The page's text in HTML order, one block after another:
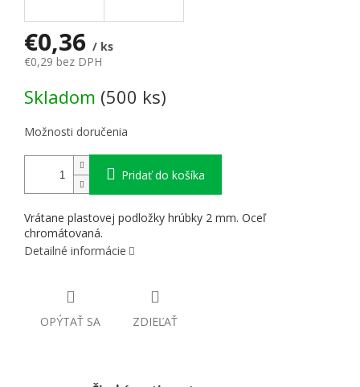
€0,36 / ks
€0,29 bez DPH
Skladom (500 ks)
Možnosti doručenia
Pridať do košíka
Vrátane plastovej podložky hrúbky 2 mm. Oceľ
chromátovaná.
Detailné informácie
OPÝTAŤ SA ZDIEĽAŤ